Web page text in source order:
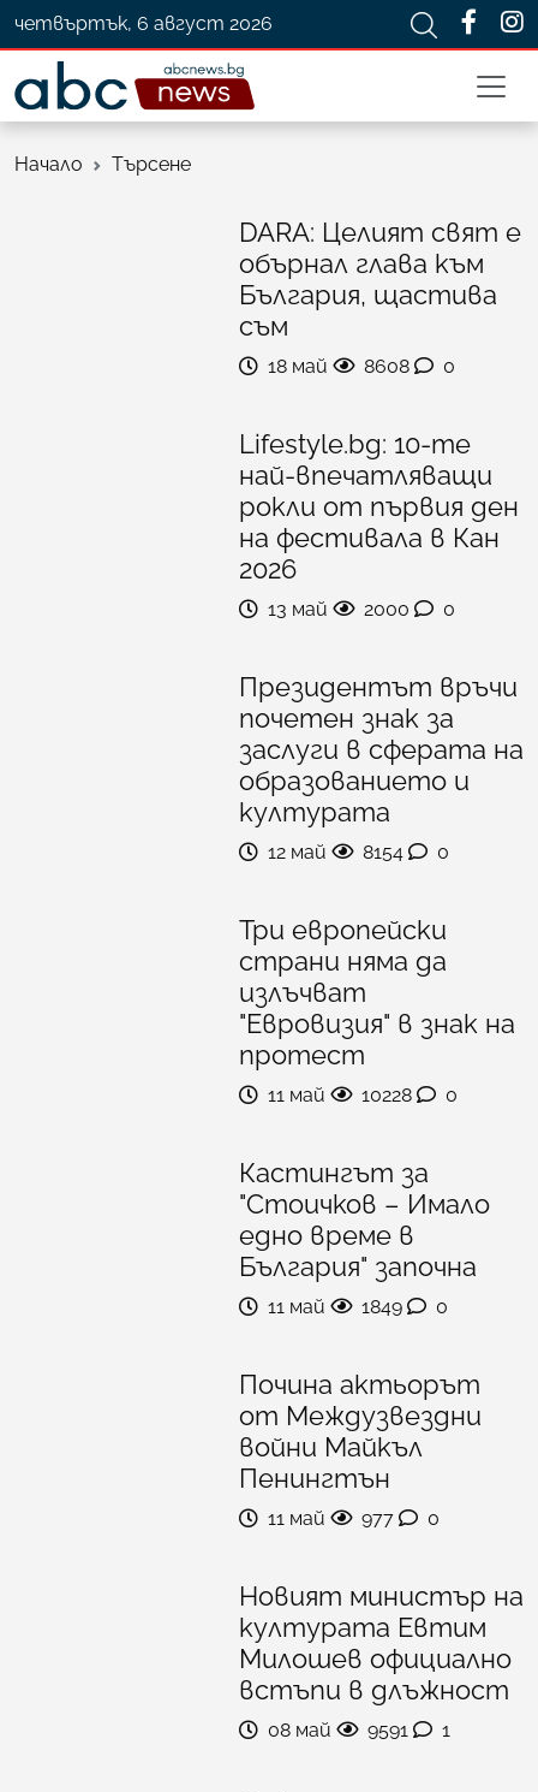
четвъртък, 6 август 2026
Начало Търсене
DARA: Целият свят е
обърнал глава към
България, щастива
съм
18 май 8608 0
Lifestyle.bg: 10-те
най-впечатляващи
рокли от първия ден
на фестивала в Кан
2026
13 май 2000 0
Президентът връчи
почетен знак за
заслуги в сферата на
образованието и
културата
12 май 8154 0
Три европейски
страни няма да
излъчват
"Евровизия" в знак на
протест
11 май 10228 0
Кастингът за
"Стоичков – Имало
едно време в
България" започна
11 май 1849 0
Почина актьорът
от Междузвездни
войни Майкъл
Пенингтън
11 май 977 0
Новият министър на
културата Евтим
Милошев официално
встъпи в длъжност
08 май 9591 1